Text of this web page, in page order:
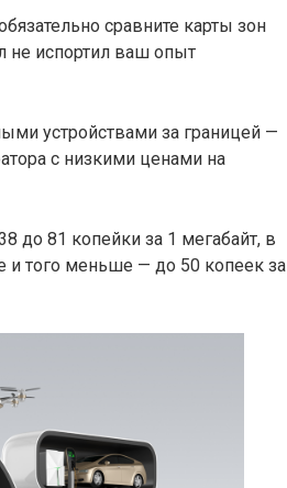
сравните карты зон
не испортил ваш опыт
устройствами за границей —
с низкими ценами на
до 81 копейки за 1 мегабайт, в
и того меньше — до 50 копеек за